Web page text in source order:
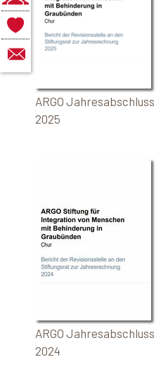
ARGO Jahresabschluss
2025
ARGO Jahresabschluss
2024